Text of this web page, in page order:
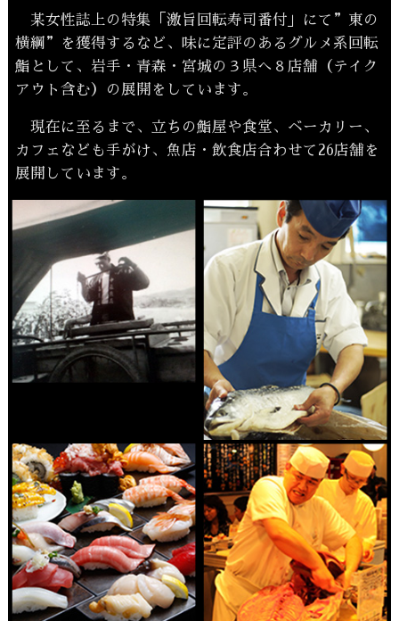
某女性誌上の特集「激旨回転寿司番付」にて”東の
横綱”を獲得するなど、味に定評のあるグルメ系回転
鮨として、岩手・青森・宮城の３県へ８店舗（テイク
アウト含む）の展開をしています。
現在に至るまで、立ちの鮨屋や食堂、ベーカリー、
カフェなども手がけ、魚店・飲食店合わせて26店舗を
展開しています。